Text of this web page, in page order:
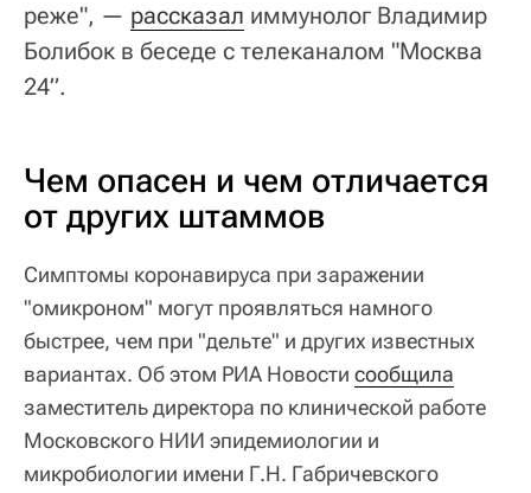
реже", — рассказал иммунолог Владимир
Болибок в беседе с телеканалом "Москва
24”.
Чем опасен и чем отличается
от других штаммов
Симптомы коронавируса при заражении
"омикроном" могут проявляться намного
быстрее, чем при "дельте" и других известных
вариантах. Об этом РИА Новости сообщила
заместитель директора по клинической работе
Московского НИИ эпидемиологии и
микробиологии имени Г.Н. Габричевского